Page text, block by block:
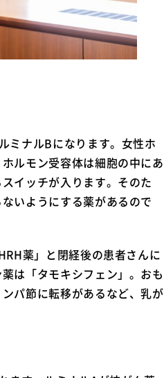
イプ
ミナルBになります。女性ホ
ルモン受容体は細胞の中にあ
イッチが入ります。そのた
いようにする薬があるので
薬」と閉経後の患者さんに
は「タモキシフェン」。おも
パ節に転移があるなど、乳が